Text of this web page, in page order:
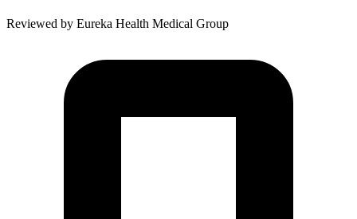
Reviewed by Eureka Health Medical Group